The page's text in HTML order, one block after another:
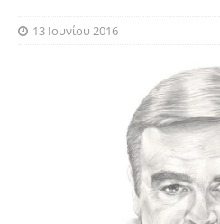
13 Ιουνίου 2016